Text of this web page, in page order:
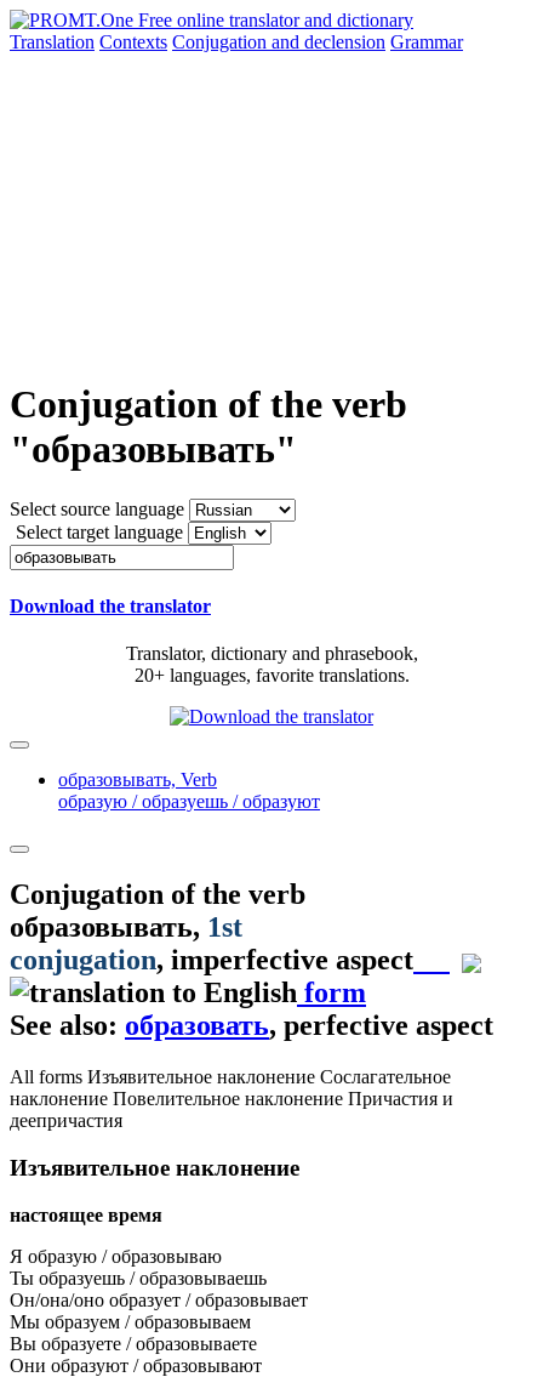
Translation Contexts Conjugation and declension Grammar
Conjugation of the verb
"образовывать"
Select source language
Select target language
Download the translator
Translator, dictionary and phrasebook,
20+ languages, favorite translations.
образовывать, Verb
образую / образуешь / образуют
Conjugation of the verb
образовывать, 1st
conjugation, imperfective aspect
form
See also: образовать, perfective aspect
All forms Изъявительное наклонение Сослагательное
наклонение Повелительное наклонение Причастия и
деепричастия
Изъявительное наклонение
настоящее время
Я образую / образовываю
Ты образуешь / образовываешь
Он/она/оно образует / образовывает
Мы образуем / образовываем
Вы образуете / образовываете
Они образуют / образовывают